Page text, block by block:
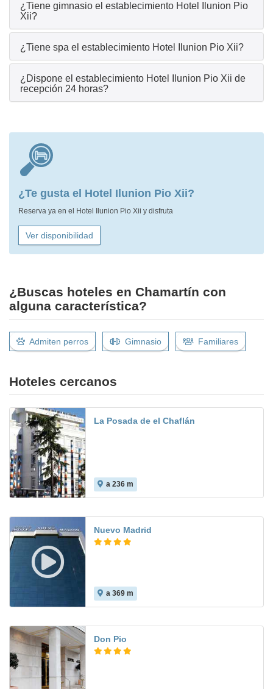
¿Tiene gimnasio el establecimiento Hotel Ilunion Pio
Xii?
¿Tiene spa el establecimiento Hotel Ilunion Pio Xii?
¿Dispone el establecimiento Hotel Ilunion Pio Xii de
recepción 24 horas?
¿Te gusta el Hotel Ilunion Pio Xii?
Reserva ya en el Hotel Ilunion Pio Xii y disfruta
Ver disponibilidad
¿Buscas hoteles en Chamartín con
alguna característica?
Admiten perros Gimnasio Familiares
Hoteles cercanos
La Posada de el Chaflán
a 236 m
Nuevo Madrid
a 369 m
Don Pio